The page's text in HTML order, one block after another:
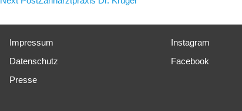
Impressum
Datenschutz
Presse
Instagram
Facebook